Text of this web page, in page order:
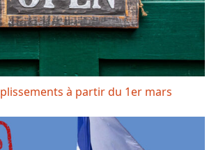
à partir du 1er mars